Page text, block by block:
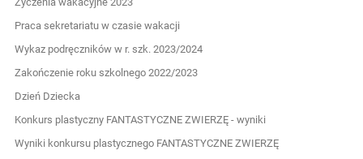
Praca sekretariatu w czasie wakacji
Wykaz podręczników w r. szk. 2023/2024
Zakończenie roku szkolnego 2022/2023
Dzień Dziecka
Konkurs plastyczny FANTASTYCZNE ZWIERZĘ - wyniki
Wyniki konkursu plastycznego FANTASTYCZNE ZWIERZĘ